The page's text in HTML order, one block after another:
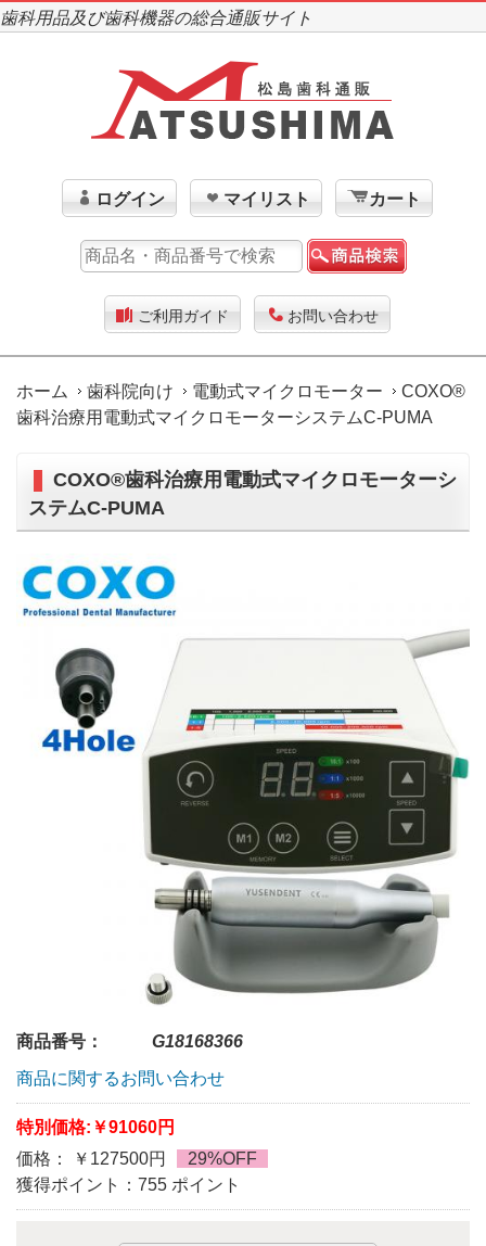
歯科用品及び歯科機器の総合通販サイト
ログイン マイリスト カート
ご利用ガイド お問い合わせ
ホーム 歯科院向け 電動式マイクロモーター
COXO®
歯科治療用電動式マイクロモーターシステムC-PUMA
COXO®歯科治療用電動式マイクロモーターシ
ステムC-PUMA
商品番号：
G18168366
商品に関するお問い合わせ
特別価格: ￥91060円
価格： ￥127500円
29%OFF
獲得ポイント：755 ポイント